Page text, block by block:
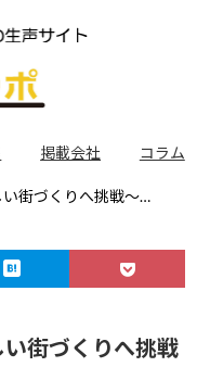
掲載会社 コラム
街づくりへ挑戦～
街づくりへ挑戦